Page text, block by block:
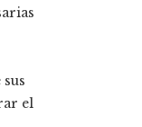
el